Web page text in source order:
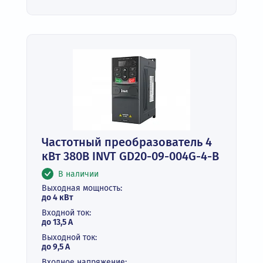
Частотный преобразователь 4
кВт 380В INVT GD20-09-004G-4-B
В наличии
Выходная мощность:
до 4 кВт
Входной ток:
до 13,5 А
Выходной ток:
до 9,5 А